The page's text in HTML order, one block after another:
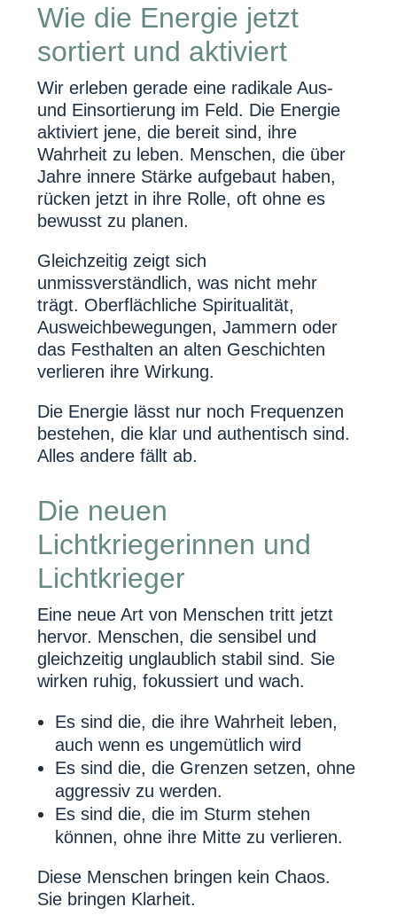
Wie die Energie jetzt
sortiert und aktiviert
Wir erleben gerade eine radikale Aus-
und Einsortierung im Feld. Die Energie
aktiviert jene, die bereit sind, ihre
Wahrheit zu leben. Menschen, die über
Jahre innere Stärke aufgebaut haben,
rücken jetzt in ihre Rolle, oft ohne es
bewusst zu planen.
Gleichzeitig zeigt sich
unmissverständlich, was nicht mehr
trägt. Oberflächliche Spiritualität,
Ausweichbewegungen, Jammern oder
das Festhalten an alten Geschichten
verlieren ihre Wirkung.
Die Energie lässt nur noch Frequenzen
bestehen, die klar und authentisch sind.
Alles andere fällt ab.
Die neuen
Lichtkriegerinnen und
Lichtkrieger
Eine neue Art von Menschen tritt jetzt
hervor. Menschen, die sensibel und
gleichzeitig unglaublich stabil sind. Sie
wirken ruhig, fokussiert und wach.
Es sind die, die ihre Wahrheit leben,
auch wenn es ungemütlich wird
Es sind die, die Grenzen setzen, ohne
aggressiv zu werden.
Es sind die, die im Sturm stehen
können, ohne ihre Mitte zu verlieren.
Diese Menschen bringen kein Chaos.
Sie bringen Klarheit.